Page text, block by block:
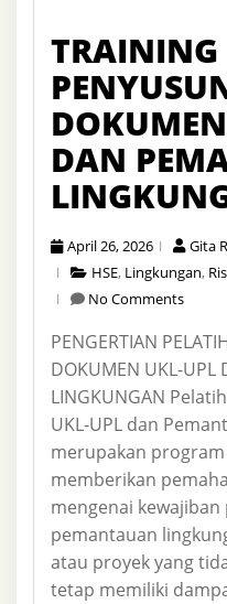
TRAINING
DAN
April 26, 2026
Gita
HSE, Lingkungan,
No Comments
PENGERTIAN
DOKUMEN UKL-UPL
LINGKUNGAN
UKL-UPL dan
merupakan
memberikan
mengenai
pemantauan
atau proyek yang
tetap memiliki